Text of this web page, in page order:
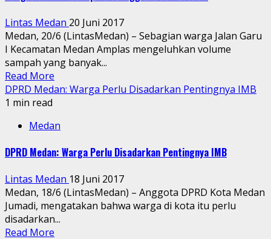
Lintas Medan 20 Juni 2017
Medan, 20/6 (LintasMedan) – Sebagian warga Jalan Garu
I Kecamatan Medan Amplas mengeluhkan volume
sampah yang banyak...
Read More
DPRD Medan: Warga Perlu Disadarkan Pentingnya IMB
1 min read
Medan
DPRD Medan: Warga Perlu Disadarkan Pentingnya IMB
Lintas Medan 18 Juni 2017
Medan, 18/6 (LintasMedan) – Anggota DPRD Kota Medan
Jumadi, mengatakan bahwa warga di kota itu perlu
disadarkan...
Read More